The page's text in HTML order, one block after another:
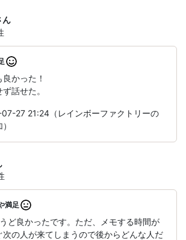
ん
かった！
話せた。
27 21:24（レインボーファクトリーの
満足
ど良かったです。ただ、メモする時間が
の人が来てしまうので後からどんな人だ